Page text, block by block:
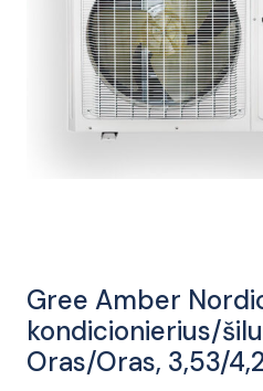
Gree Amber
kondicionierius/
Oras/Oras, 3,53/